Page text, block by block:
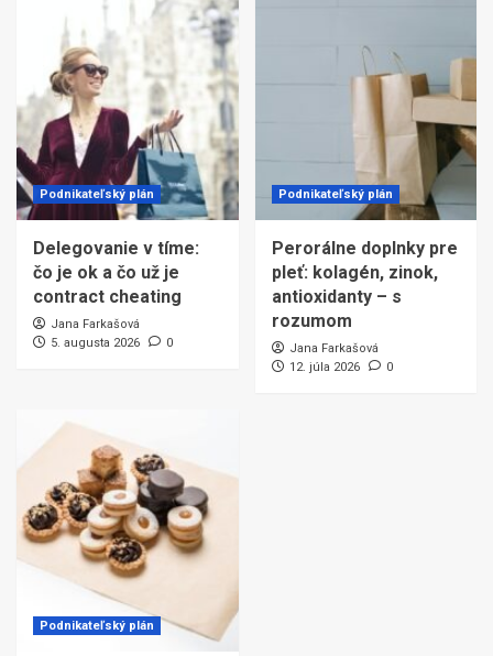
Podnikateľský plán
Delegovanie v tíme:
čo je ok a čo už je
contract cheating
Jana Farkašová
5. augusta 2026
0
Podnikateľský plán
Perorálne doplnky pre
pleť: kolagén, zinok,
antioxidanty – s
rozumom
Jana Farkašová
12. júla 2026
0
Podnikateľský plán